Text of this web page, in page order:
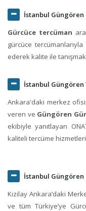
İstanbul
Gürcüce tercüman
gürcüce
ederek kalite ile
İstanbul
Ankara'daki merkez
veren ve Güngören
ekibiyle yanıtlayan
kaliteli tercüme
İstanbul Güngören
Kızılay Ankara‘daki
ve tüm Türkiye’ye